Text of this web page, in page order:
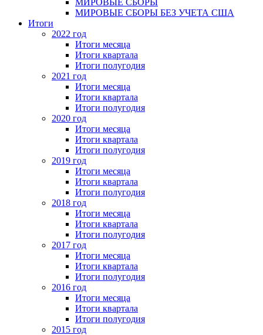
МИРОВЫЕ СБОРЫ БЕЗ УЧЕТА США
Итоги
2022 год
Итоги месяца
Итоги квартала
Итоги полугодия
2021 год
Итоги месяца
Итоги квартала
Итоги полугодия
2020 год
Итоги месяца
Итоги квартала
Итоги полугодия
2019 год
Итоги месяца
Итоги квартала
Итоги полугодия
2018 год
Итоги месяца
Итоги квартала
Итоги полугодия
2017 год
Итоги месяца
Итоги квартала
Итоги полугодия
2016 год
Итоги месяца
Итоги квартала
Итоги полугодия
2015 год